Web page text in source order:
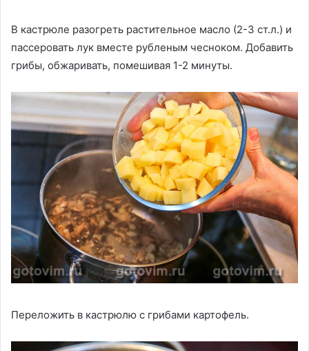
В кастрюле разогреть растительное масло (2-3 ст.л.) и
пассеровать лук вместе рубленым чесноком. Добавить
грибы, обжаривать, помешивая 1-2 минуты.
Переложить в кастрюлю с грибами картофель.